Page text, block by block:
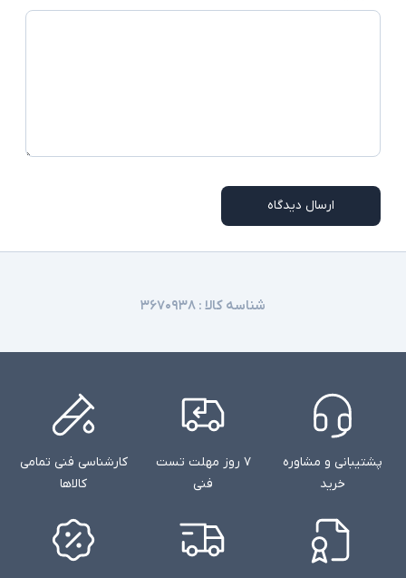
اورجینال نباشد
ارسال دیدگاه
شناسه کالا : ۳۶۷۰۹۳۸
پشتیبانی و مشاوره
خرید
۷ روز مهلت تست
فنی
کارشناسی فنی تمامی
کالاها